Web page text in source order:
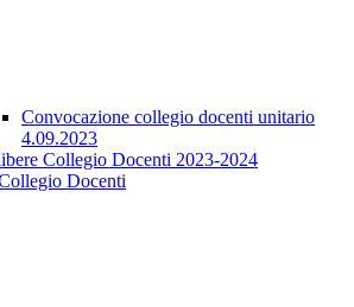
Convocazione collegio docenti unitario
4.09.2023
Collegio Docenti 2023-2024
Docenti